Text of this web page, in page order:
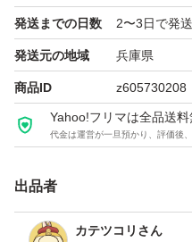
発送までの日数 2〜3日で発送
発送元の地域 兵庫県
商品ID z605730208
Yahoo!フリマは全品送
代金は運営が一旦預かり、評価後
出品者
カテツコリさん